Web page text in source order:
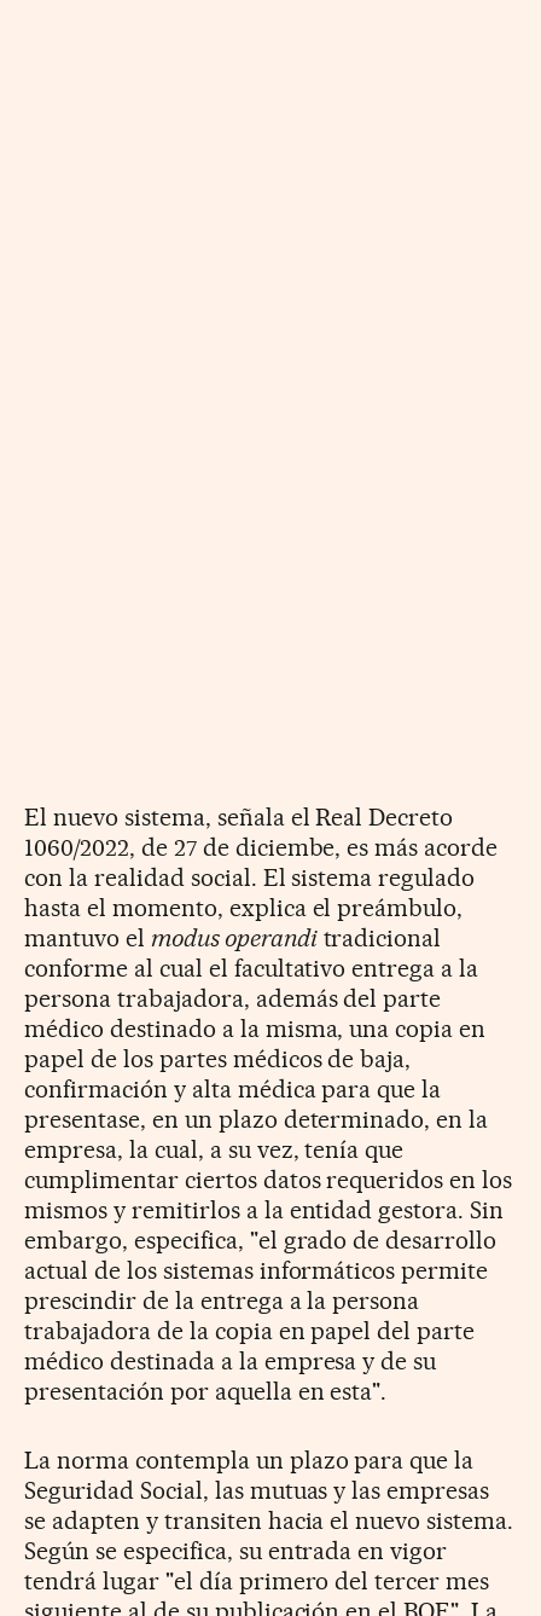
El nuevo sistema, señala el Real Decreto
1060/2022, de 27 de diciembe, es más acorde
con la realidad social. El sistema regulado
hasta el momento, explica el preámbulo,
mantuvo el modus operanditradicional
conforme al cual el facultativo entrega a la
persona trabajadora, además del parte
médico destinado a la misma, una copia en
papel de los partes médicos de baja,
confirmación y alta médica para que la
presentase, en un plazo determinado, en la
empresa, la cual, a su vez, tenía que
cumplimentar ciertos datos requeridos en los
mismos y remitirlos a la entidad gestora. Sin
embargo, especifica, "el grado de desarrollo
actual de los sistemas informáticos permite
prescindir de la entrega a la persona
trabajadora de la copia en papel del parte
médico destinada a la empresa y de su
presentación por aquella en esta".
La norma contempla un plazo para que la
Seguridad Social, las mutuas y las empresas
se adapten y transiten hacia el nuevo sistema.
Según se especifica, su entrada en vigor
tendrá lugar "el día primero del tercer mes